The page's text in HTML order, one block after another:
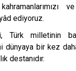
ediyoruz.
Türk milletinin
dünyaya bir kez
k destanıdır.